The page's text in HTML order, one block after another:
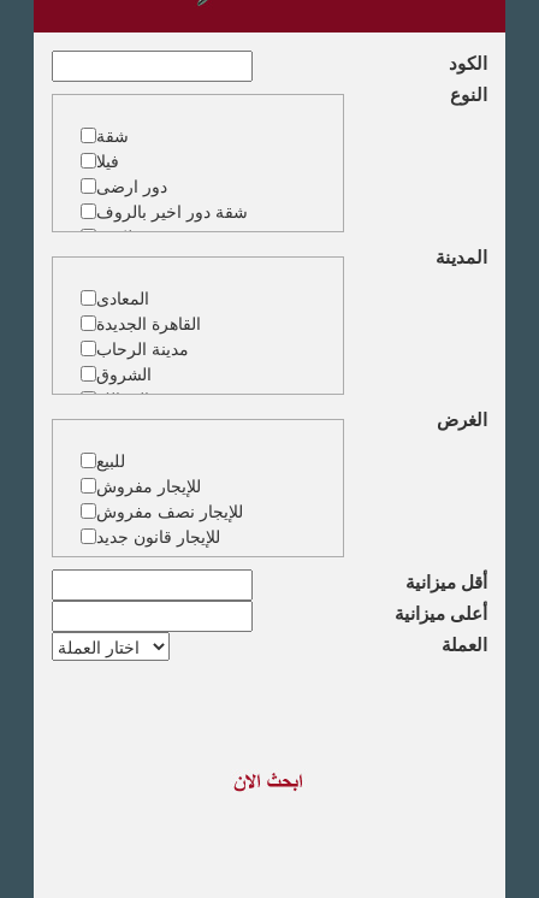
الكود
النوع
شقة
فيلا
دور ارضى
شقة دور اخير بالروف
شقة دوبلكس
شقة حجرة واحدة
ارض
مبنى
المدينة
المعادى
القاهرة الجديدة
مدينة الرحاب
الشروق
الزمالك
جاردن سيتى
دقى
المهندسين
الجيزة
العجوزة
وسط البلد
مصر الجديدة
مدينة نصر
السادس من اكتوبر
الشيخ زايد
الغرض
للبيع
للإيجار مفروش
للإيجار نصف مفروش
للإيجار قانون جديد
أقل ميزانية
أعلى ميزانية
العملة